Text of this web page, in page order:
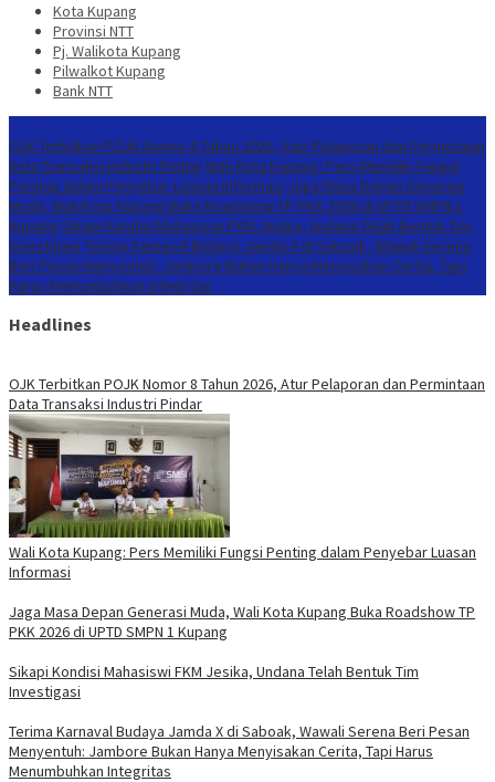
Kota Kupang
Provinsi NTT
Pj. Walikota Kupang
Pilwalkot Kupang
Bank NTT
OJK Terbitkan POJK Nomor 8 Tahun 2026, Atur Pelaporan dan Permintaan
Data Transaksi Industri PindarWali Kota Kupang: Pers Memiliki Fungsi
Penting dalam Penyebar Luasan Informasi Jaga Masa Depan Generasi
Muda, Wali Kota Kupang Buka Roadshow TP PKK 2026 di UPTD SMPN 1
Kupang Sikapi Kondisi Mahasiswi FKM Jesika, Undana Telah Bentuk Tim
Investigasi Terima Karnaval Budaya Jamda X di Saboak, Wawali Serena
Beri Pesan Menyentuh: Jambore Bukan Hanya Menyisakan Cerita, Tapi
Harus Menumbuhkan Integritas
Headlines
OJK Terbitkan POJK Nomor 8 Tahun 2026, Atur Pelaporan dan Permintaan
Data Transaksi Industri Pindar
Wali Kota Kupang: Pers Memiliki Fungsi Penting dalam Penyebar Luasan
Informasi
Jaga Masa Depan Generasi Muda, Wali Kota Kupang Buka Roadshow TP
PKK 2026 di UPTD SMPN 1 Kupang
Sikapi Kondisi Mahasiswi FKM Jesika, Undana Telah Bentuk Tim
Investigasi
Terima Karnaval Budaya Jamda X di Saboak, Wawali Serena Beri Pesan
Menyentuh: Jambore Bukan Hanya Menyisakan Cerita, Tapi Harus
Menumbuhkan Integritas